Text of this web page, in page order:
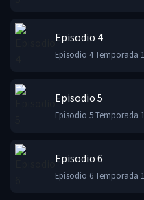
Episodio 4
Episodio 4 Temporada 1
Episodio 5
Episodio 5 Temporada 1
Episodio 6
Episodio 6 Temporada 1